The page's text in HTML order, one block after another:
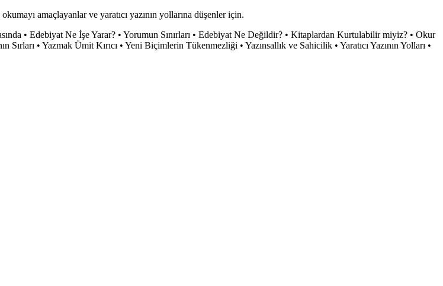
amaçlayanlar ve yaratıcı yazının yollarına düşenler için.
• Edebiyat Ne İşe Yarar? • Yorumun Sınırları • Edebiyat Ne Değildir? • Kitaplardan Kurtulabilir miyiz? • Okur
• Yazmak Ümit Kırıcı • Yeni Biçimlerin Tükenmezliği • Yazınsallık ve Sahicilik • Yaratıcı Yazının Yolları •